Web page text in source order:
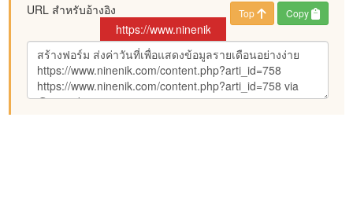
URL สำหรับอ้างอิง Top Copy